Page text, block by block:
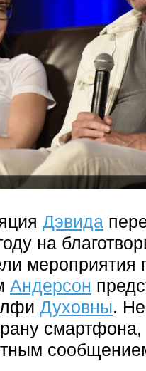
Дэвида
на
мероприятия
Андерсон
Духовны.